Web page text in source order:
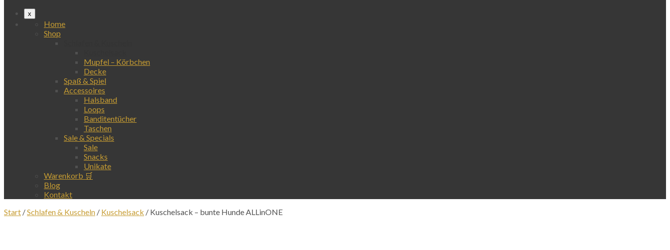
x
Home
Shop
Mupfel – Körbchen
Decke
Spaß & Spiel
Accessoires
Halsband
Loops
Banditentücher
Taschen
Sale & Specials
Sale
Snacks
Unikate
Warenkorb 🛒
Blog
Kontakt
Start /Schlafen & Kuscheln / Kuschelsack / Kuschelsack – bunte Hunde ALLinONE